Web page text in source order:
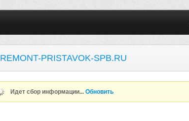
REMONT-PRISTAVOK-SPB.RU
Идет сбор информации...Обновить